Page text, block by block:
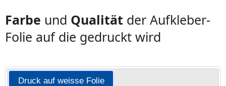
Farbe und Qualität der Aufkleber-
Folie auf die gedruckt wird
Druck auf weisse Folie